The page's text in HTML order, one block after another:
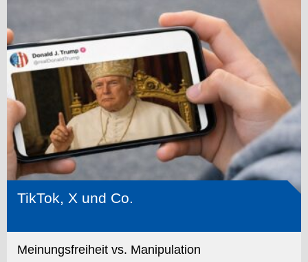
TikTok, X und Co.
Meinungsfreiheit vs. Manipulation